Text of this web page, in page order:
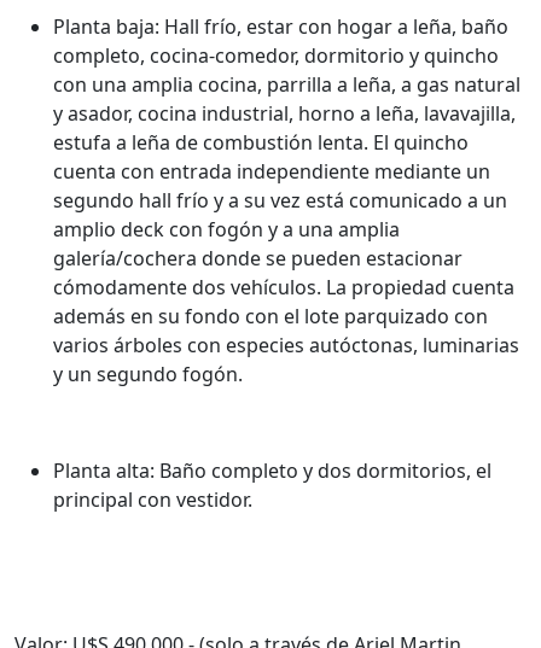
Planta baja: Hall frío, estar con hogar a leña, baño
completo, cocina-comedor, dormitorio y quincho
con una amplia cocina, parrilla a leña, a gas natural
y asador, cocina industrial, horno a leña, lavavajilla,
estufa a leña de combustión lenta. El quincho
cuenta con entrada independiente mediante un
segundo hall frío y a su vez está comunicado a un
amplio deck con fogón y a una amplia
galería/cochera donde se pueden estacionar
cómodamente dos vehículos. La propiedad cuenta
además en su fondo con el lote parquizado con
varios árboles con especies autóctonas, luminarias
y un segundo fogón.
Planta alta: Baño completo y dos dormitorios, el
principal con vestidor.